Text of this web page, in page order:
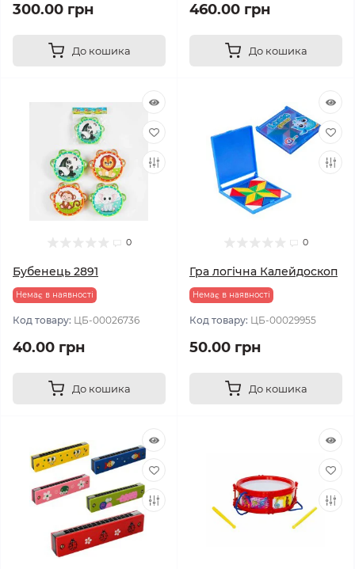
300.00 грн
До кошика
460.00 грн
До кошика
0
Бубенець 2891
Немає в наявності
Код товару: ЦБ-00026736
40.00 грн
До кошика
0
Гра логічна Калейдоскоп
Немає в наявності
Код товару: ЦБ-00029955
50.00 грн
До кошика